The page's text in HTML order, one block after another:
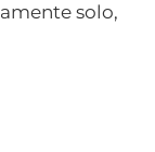
solo,